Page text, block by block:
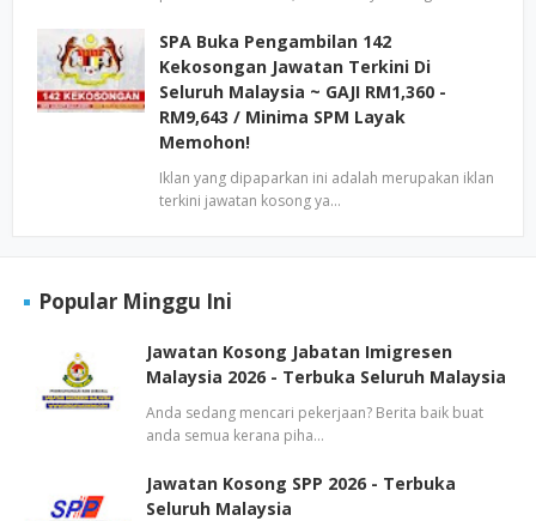
SPA Buka Pengambilan 142
Kekosongan Jawatan Terkini Di
Seluruh Malaysia ~ GAJI RM1,360 -
RM9,643 / Minima SPM Layak
Memohon!
Iklan yang dipaparkan ini adalah merupakan iklan
terkini jawatan kosong ya…
Popular Minggu Ini
Jawatan Kosong Jabatan Imigresen
Malaysia 2026 - Terbuka Seluruh Malaysia
Anda sedang mencari pekerjaan? Berita baik buat
anda semua kerana piha…
Jawatan Kosong SPP 2026 - Terbuka
Seluruh Malaysia